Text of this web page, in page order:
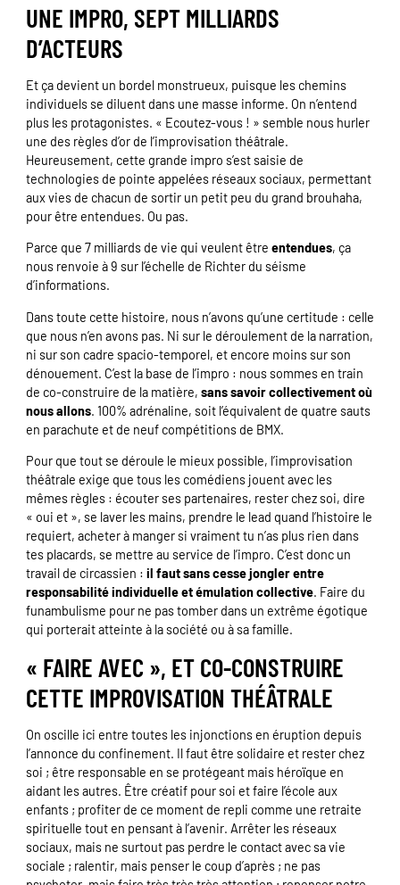
UNE IMPRO, SEPT MILLIARDS
D’ACTEURS
Et ça devient un bordel monstrueux, puisque les chemins
individuels se diluent dans une masse informe. On n’entend
plus les protagonistes. « Ecoutez-vous ! » semble nous hurler
une des règles d’or de l’improvisation théâtrale.
Heureusement, cette grande impro s’est saisie de
technologies de pointe appelées réseaux sociaux, permettant
aux vies de chacun de sortir un petit peu du grand brouhaha,
pour être entendues. Ou pas.
Parce que 7 milliards de vie qui veulent être entendues, ça
nous renvoie à 9 sur l’échelle de Richter du séisme
d’informations.
Dans toute cette histoire, nous n’avons qu’une certitude : celle
que nous n’en avons pas. Ni sur le déroulement de la narration,
ni sur son cadre spacio-temporel, et encore moins sur son
dénouement. C’est la base de l’impro : nous sommes en train
de co-construire de la matière, sans savoir collectivement où
nous allons. 100% adrénaline, soit l’équivalent de quatre sauts
en parachute et de neuf compétitions de BMX.
Pour que tout se déroule le mieux possible, l’improvisation
théâtrale exige que tous les comédiens jouent avec les
mêmes règles : écouter ses partenaires, rester chez soi, dire
« oui et », se laver les mains, prendre le lead quand l’histoire le
requiert, acheter à manger si vraiment tu n’as plus rien dans
tes placards, se mettre au service de l’impro. C’est donc un
travail de circassien : il faut sans cesse jongler entre
responsabilité individuelle et émulation collective. Faire du
funambulisme pour ne pas tomber dans un extrême égotique
qui porterait atteinte à la société ou à sa famille.
« FAIRE AVEC », ET CO-CONSTRUIRE
CETTE IMPROVISATION THÉÂTRALE
On oscille ici entre toutes les injonctions en éruption depuis
l’annonce du confinement. Il faut être solidaire et rester chez
soi ; être responsable en se protégeant mais héroïque en
aidant les autres. Être créatif pour soi et faire l’école aux
enfants ; profiter de ce moment de repli comme une retraite
spirituelle tout en pensant à l’avenir. Arrêter les réseaux
sociaux, mais ne surtout pas perdre le contact avec sa vie
sociale ; ralentir, mais penser le coup d’après ; ne pas